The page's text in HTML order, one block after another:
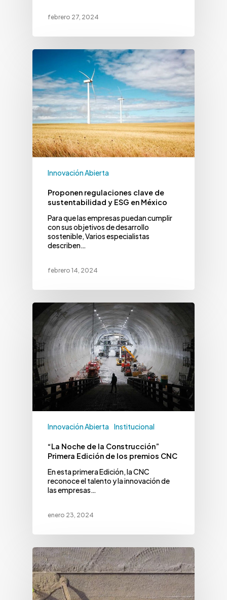
febrero 27, 2024
Innovación Abierta
Proponen regulaciones clave de
sustentabilidad y ESG en México
Para que las empresas puedan cumplir
con sus objetivos de desarrollo
sostenible, Varios especialistas
describen…
febrero 14, 2024
Innovación Abierta Institucional
“La Noche de la Construcción”
Primera Edición de los premios CNC
En esta primera Edición, la CNC
reconoce el talento y la innovación de
las empresas…
enero 23, 2024